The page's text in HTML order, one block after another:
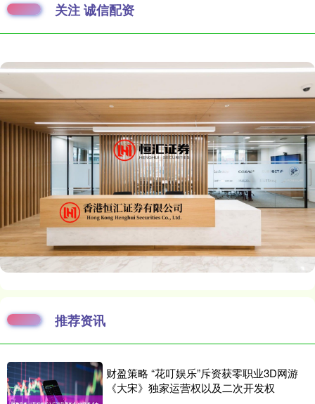
关注 诚信配资
推荐资讯
财盈策略 “花叮娱乐”斥资获零职业3D网游
《大宋》独家运营权以及二次开发权